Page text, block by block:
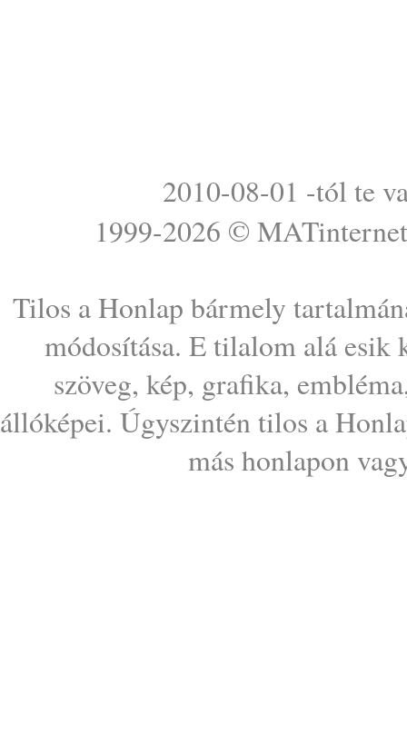
2010-08-01 -tól te
1999-2026 © MATinternet
Tilos a Honlap bármely
módosítása. E tilalom alá esik
szöveg, kép, grafika,
állóképei. Úgyszintén tilos a
más honlapon